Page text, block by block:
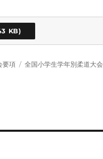
要項
タ
全国小学生学年別柔道大会